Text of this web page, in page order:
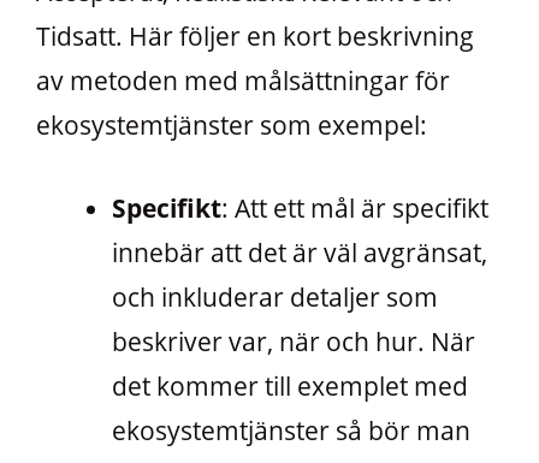
Tidsatt. Här följer en kort beskrivning
av metoden med målsättningar för
ekosystemtjänster som exempel:
Specifikt: Att ett mål är specifikt
innebär att det är väl avgränsat,
och inkluderar detaljer som
beskriver var, när och hur. När
det kommer till exemplet med
ekosystemtjänster så bör man